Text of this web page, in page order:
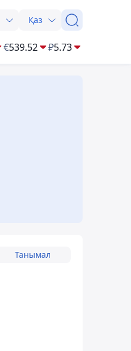
Қаз
€539.52 ₽5.73
Танымал